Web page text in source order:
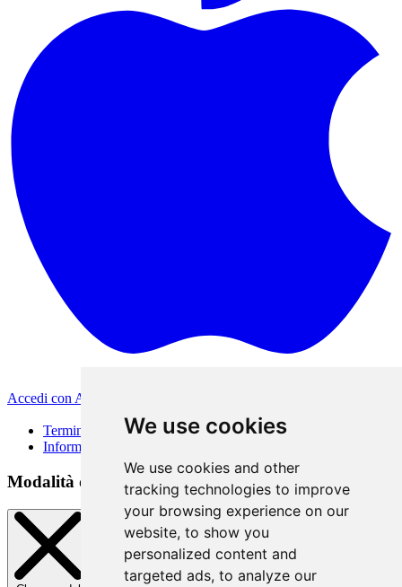
We use cookies
We use cookies and other
tracking technologies to improve
your browsing experience on our
website, to show you
personalized content and
targeted ads, to analyze our
Accedi con Apple
Termini di Utilizzo
Informativa sulla privacy
Modalità di accesso